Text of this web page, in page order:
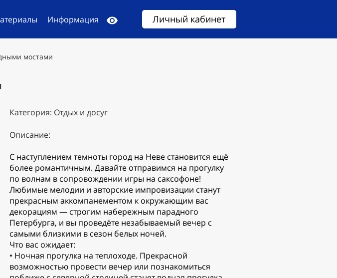
Информация Личный кабинет
мостами
Категория: Отдых и досуг
Описание:
С наступлением темноты город на Неве становится ещё
более романтичным. Давайте отправимся на прогулку
по волнам в сопровождении игры на саксофоне!
Любимые мелодии и авторские импровизации станут
прекрасным аккомпанементом к окружающим вас
декорациям — строгим набережным парадного
Петербурга, и вы проведёте незабываемый вечер с
самыми близкими в сезон белых ночей.
Что вас ожидает:
• Ночная прогулка на теплоходе. Прекрасной
возможностью провести вечер или познакомиться